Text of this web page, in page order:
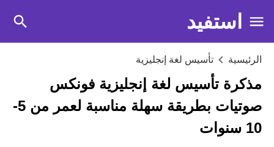
استفيد
الرئيسية تأسيس لغة إنجليزية
مذكرة تأسيس لغة إنجليزية فونكس
صوتيات بطريقة سهلة مناسبة لعمر من 5-
10 سنوات